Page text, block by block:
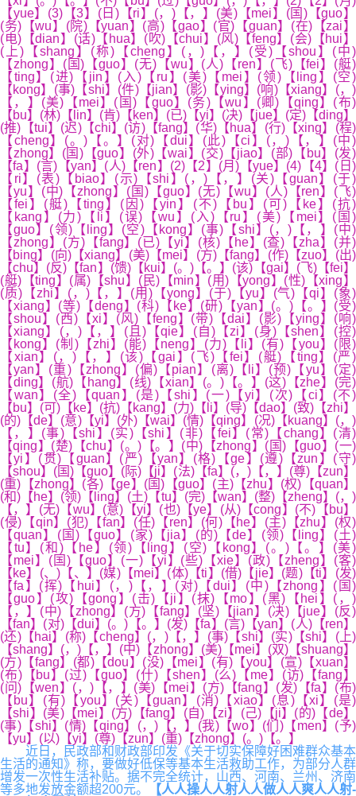
【yue】(3)【3】(日)【ri】(，)【，】(美)【mei】(国)【guo】
(务)【wu】(院)【yuan】(高)【gao】(官)【guan】(在)【zai】
(电)【dian】(话)【hua】(吹)【chui】(风)【feng】(会)【hui】
(上)【shang】(称)【cheng】(，)【，】(受)【shou】(中)
【zhong】(国)【guo】(无)【wu】(人)【ren】(飞)【fei】(艇)
【ting】(进)【jin】(入)【ru】(美)【mei】(领)【ling】(空)
【kong】(事)【shi】(件)【jian】(影)【ying】(响)【xiang】(，)
【，】(美)【mei】(国)【guo】(务)【wu】(卿)【qing】(布)
【bu】(林)【lin】(肯)【ken】(已)【yi】(决)【jue】(定)【ding】
(推)【tui】(迟)【chi】(访)【fang】(华)【hua】(行)【xing】(程)
【cheng】(。)【。】(对)【dui】(此)【ci】(，)【，】(中)
【zhong】(国)【guo】(外)【wai】(交)【jiao】(部)【bu】(发)
【fa】(言)【yan】(人)【ren】(2)【2】(月)【yue】(4)【4】(日)
【ri】(表)【biao】(示)【shi】(，)【，】(关)【guan】(于)
【yu】(中)【zhong】(国)【guo】(无)【wu】(人)【ren】(飞)
【fei】(艇)【ting】(因)【yin】(不)【bu】(可)【ke】(抗)
【kang】(力)【li】(误)【wu】(入)【ru】(美)【mei】(国)
【guo】(领)【ling】(空)【kong】(事)【shi】(，)【，】(中)
【zhong】(方)【fang】(已)【yi】(核)【he】(查)【zha】(并)
【bing】(向)【xiang】(美)【mei】(方)【fang】(作)【zuo】(出)
【chu】(反)【fan】(馈)【kui】(。)【。】(该)【gai】(飞)【fei】
(艇)【ting】(属)【shu】(民)【min】(用)【yong】(性)【xing】
(质)【zhi】(，)【，】(用)【yong】(于)【yu】(气)【qi】(象)
【xiang】(等)【deng】(科)【ke】(研)【yan】(。)【。】(受)
【shou】(西)【xi】(风)【feng】(带)【dai】(影)【ying】(响)
【xiang】(，)【，】(且)【qie】(自)【zi】(身)【shen】(控)
【kong】(制)【zhi】(能)【neng】(力)【li】(有)【you】(限)
【xian】(，)【，】(该)【gai】(飞)【fei】(艇)【ting】(严)
【yan】(重)【zhong】(偏)【pian】(离)【li】(预)【yu】(定)
【ding】(航)【hang】(线)【xian】(。)【。】(这)【zhe】(完)
【wan】(全)【quan】(是)【shi】(一)【yi】(次)【ci】(不)
【bu】(可)【ke】(抗)【kang】(力)【li】(导)【dao】(致)【zhi】
(的)【de】(意)【yi】(外)【wai】(情)【qing】(况)【kuang】(，)
【，】(事)【shi】(实)【shi】(非)【fei】(常)【chang】(清)
【qing】(楚)【chu】(。)【。】(中)【zhong】(国)【guo】(一)
【yi】(贯)【guan】(严)【yan】(格)【ge】(遵)【zun】(守)
【shou】(国)【guo】(际)【ji】(法)【fa】(，)【，】(尊)【zun】
(重)【zhong】(各)【ge】(国)【guo】(主)【zhu】(权)【quan】
(和)【he】(领)【ling】(土)【tu】(完)【wan】(整)【zheng】(，)
【，】(无)【wu】(意)【yi】(也)【ye】(从)【cong】(不)【bu】
(侵)【qin】(犯)【fan】(任)【ren】(何)【he】(主)【zhu】(权)
【quan】(国)【guo】(家)【jia】(的)【de】(领)【ling】(土)
【tu】(和)【he】(领)【ling】(空)【kong】(。)【。】(美)
【mei】(国)【guo】(一)【yi】(些)【xie】(政)【zheng】(客)
【ke】(、)【、】(媒)【mei】(体)【ti】(借)【jie】(题)【ti】(发)
【fa】(挥)【hui】(，)【，】(对)【dui】(中)【zhong】(国)
【guo】(攻)【gong】(击)【ji】(抹)【mo】(黑)【hei】(，)
【，】(中)【zhong】(方)【fang】(坚)【jian】(决)【jue】(反)
【fan】(对)【dui】(。)【。】(发)【fa】(言)【yan】(人)【ren】
(还)【hai】(称)【cheng】(，)【，】(事)【shi】(实)【shi】(上)
【shang】(，)【，】(中)【zhong】(美)【mei】(双)【shuang】
(方)【fang】(都)【dou】(没)【mei】(有)【you】(宣)【xuan】
(布)【bu】(过)【guo】(什)【shen】(么)【me】(访)【fang】
(问)【wen】(，)【，】(美)【mei】(方)【fang】(发)【fa】(布)
【bu】(有)【you】(关)【guan】(消)【xiao】(息)【xi】(是)
【shi】(美)【mei】(方)【fang】(自)【zi】(己)【ji】(的)【de】
(事)【shi】(情)【qing】(，)【，】(我)【wo】(们)【men】(予)
【yu】(以)【yi】(尊)【zun】(重)【zhong】(。)【。】
近日，民政部和财政部印发《关于切实保障好困难群众基本
生活的通知》称，要做好低保等基本生活救助工作，为部分人群
增发一次性生活补贴。据不完全统计，山西、河南、兰州、济南
等多地发放金额超200元。
【人人操人人射人人做人人爽人人射-